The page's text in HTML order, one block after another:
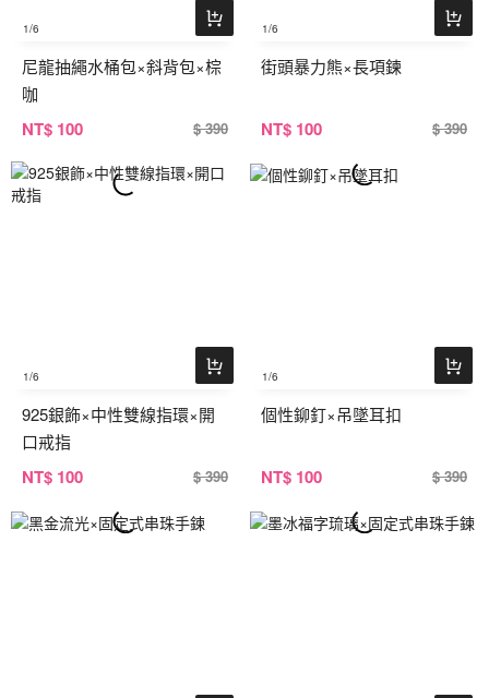
1/6
尼龍抽繩水桶包×斜背包×棕
咖
NT$ 100 $ 390
1/6
街頭暴力熊×長項鍊
NT$ 100 $ 390
1/6
925銀飾×中性雙線指環×開
口戒指
NT$ 100 $ 390
1/6
個性鉚釘×吊墜耳扣
NT$ 100 $ 390